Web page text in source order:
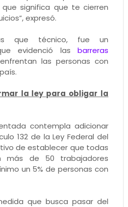
significa que te cierren
expresó.
que técnico, fue un
evidenció lasbarreras
las personas con
la ley para obligar la
contempla adicionar
132 de la Ley Federal del
de establecer que todas
más de 50 trabajadores
un 5% de personas con
que busca pasar del